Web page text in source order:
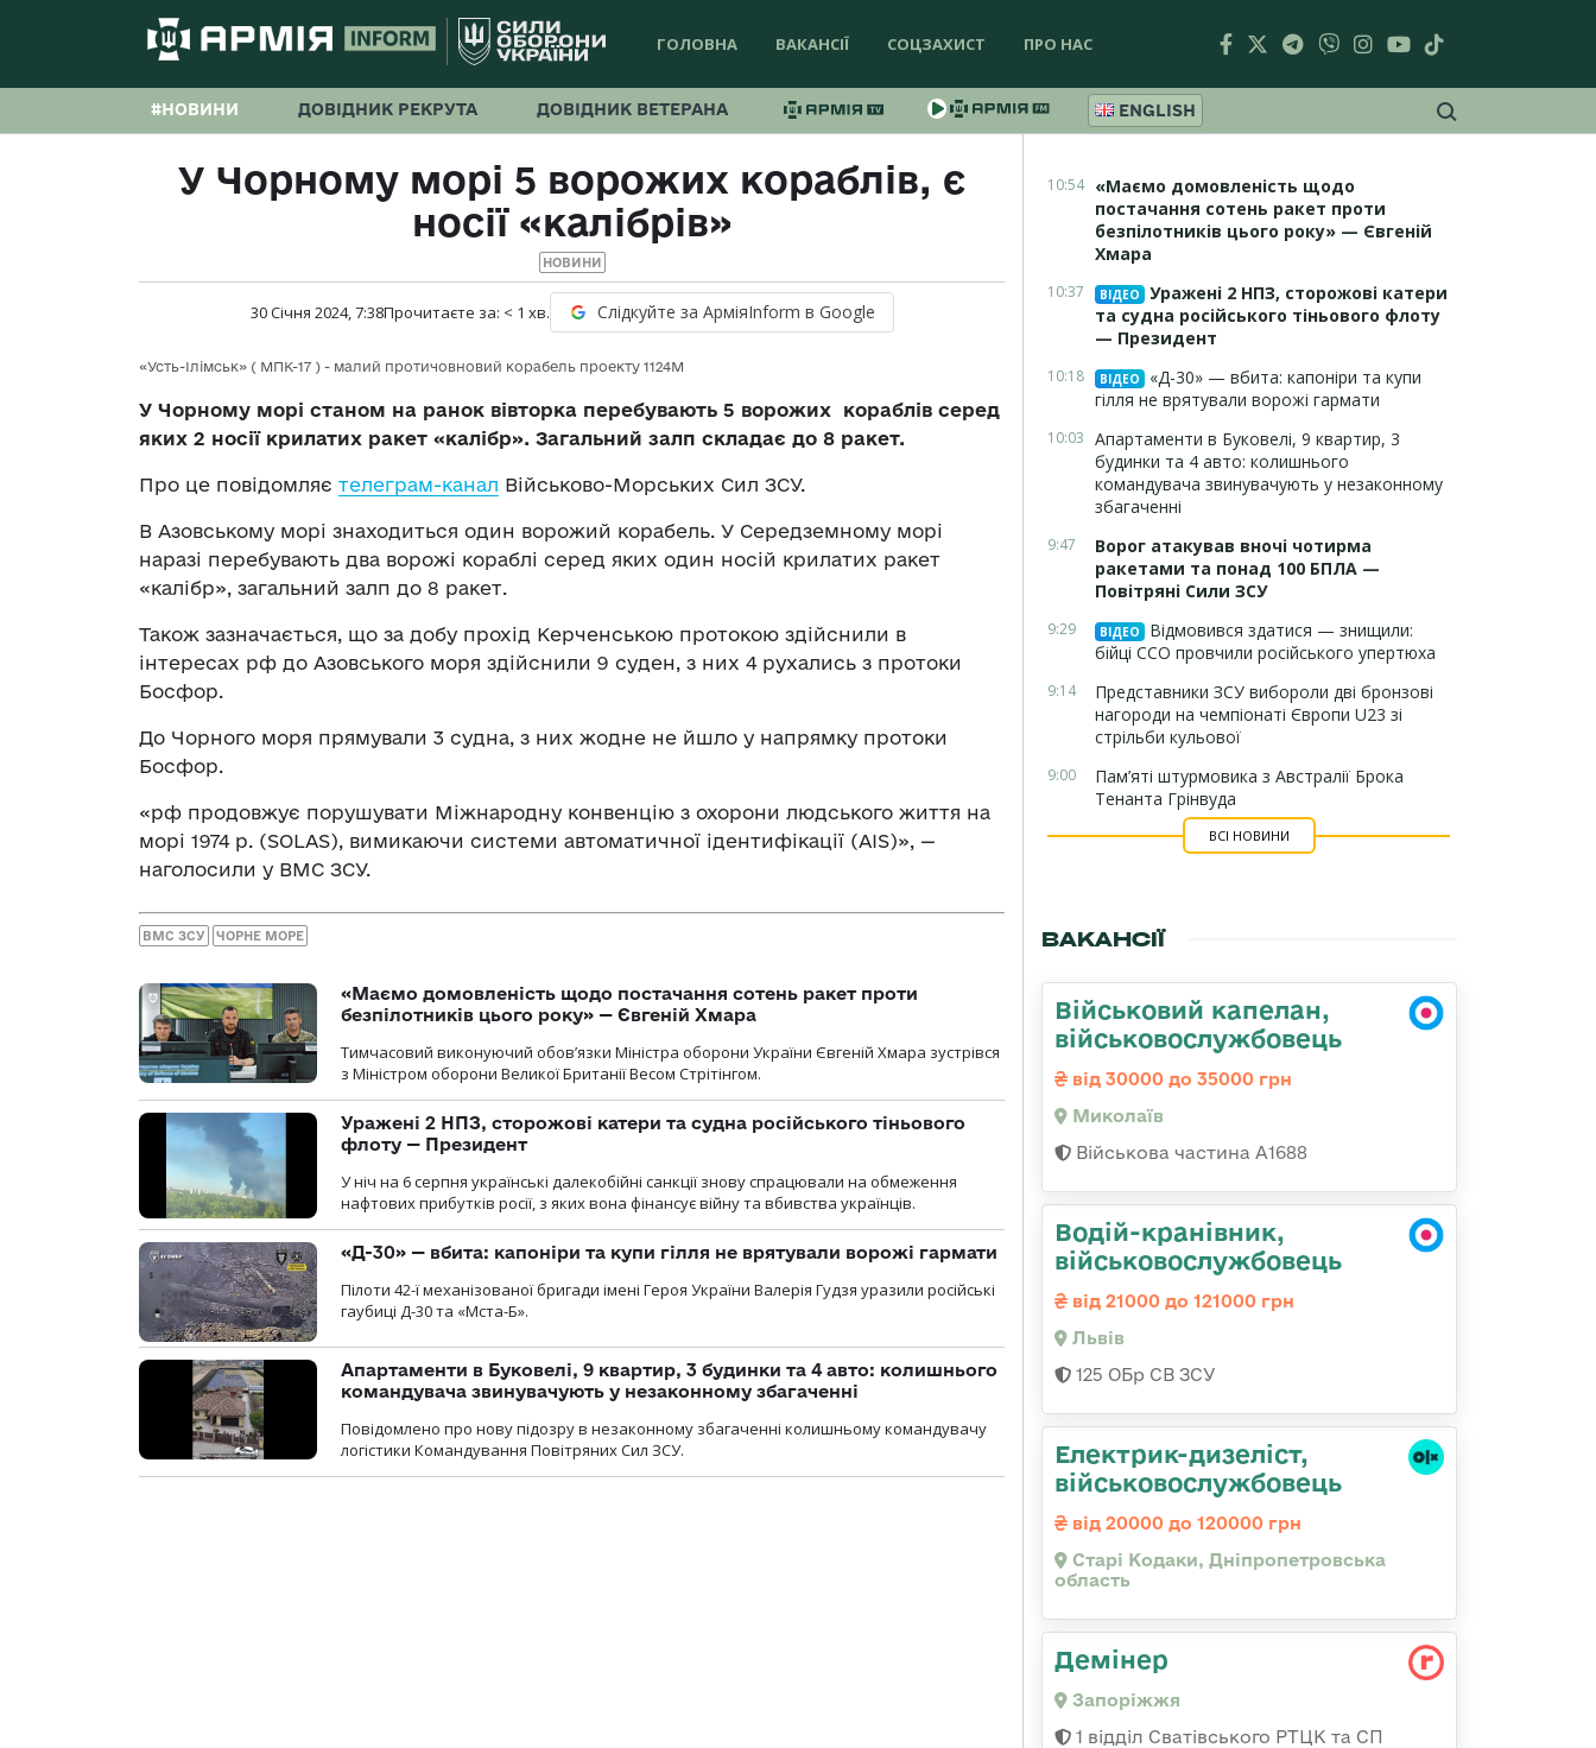
ГОЛОВНА ВАКАНСІЇ СОЦЗАХИСТ ПРО НАС
#НОВИНИ ДОВІДНИК РЕКРУТА ДОВІДНИК ВЕТЕРАНА ENGLISH
У Чорному морі 5 ворожих кораблів, є
носії «калібрів»
НОВИНИ
30 Січня 2024, 7:38Прочитаєте за: < 1 хв. Слідкуйте за АрміяInform в Google
«Усть-Ілімськ» ( МПК-17 ) - малий протичовновий корабель проекту 1124М
У Чорному морі станом на ранок вівторка перебувають 5 ворожих кораблів серед
яких 2 носії крилатих ракет «калібр». Загальний залп складає до 8 ракет.
Про це повідомляє телеграм-канал Військово-Морських Сил ЗСУ.
В Азовському морі знаходиться один ворожий корабель. У Середземному морі
наразі перебувають два ворожі кораблі серед яких один носій крилатих ракет
«калібр», загальний залп до 8 ракет.
Також зазначається, що за добу прохід Керченською протокою здійснили в
інтересах рф до Азовського моря здійснили 9 суден, з них 4 рухались з протоки
Босфор.
До Чорного моря прямували 3 судна, з них жодне не йшло у напрямку протоки
Босфор.
«рф продовжує порушувати Міжнародну конвенцію з охорони людського життя на
морі 1974 р. (SOLAS), вимикаючи системи автоматичної ідентифікації (AIS)», —
наголосили у ВМС ЗСУ.
ВМС ЗСУ ЧОРНЕ МОРЕ
«Маємо домовленість щодо постачання сотень ракет проти
безпілотників цього року» — Євгеній Хмара
Тимчасовий виконуючий обов’язки Міністра оборони України Євгеній Хмара зустрівся
з Міністром оборони Великої Британії Весом Стрітінгом.
Уражені 2 НПЗ, сторожові катери та судна російського тіньового
флоту — Президент
У ніч на 6 серпня українські далекобійні санкції знову спрацювали на обмеження
нафтових прибутків росії, з яких вона фінансує війну та вбивства українців.
«Д-30» — вбита: капоніри та купи гілля не врятували ворожі гармати
Пілоти 42-ї механізованої бригади імені Героя України Валерія Гудзя уразили російські
гаубиці Д-30 та «Мста-Б».
Апартаменти в Буковелі, 9 квартир, 3 будинки та 4 авто: колишнього
командувача звинувачують у незаконному збагаченні
Повідомлено про нову підозру в незаконному збагаченні колишньому командувачу
логістики Командування Повітряних Сил ЗСУ.
10:54 «Маємо домовленість щодо
постачання сотень ракет проти
безпілотників цього року» — Євгеній
Хмара
10:37 ВІДЕО
Уражені 2 НПЗ, сторожові катери
та судна російського тіньового флоту
— Президент
10:18 ВІДЕО
«Д-30» — вбита: капоніри та купи
гілля не врятували ворожі гармати
10:03 Апартаменти в Буковелі, 9 квартир, 3
будинки та 4 авто: колишнього
командувача звинувачують у незаконному
збагаченні
9:47
Ворог атакував вночі чотирма
ракетами та понад 100 БПЛА —
Повітряні Сили ЗСУ
9:29 ВІДЕО
Відмовився здатися — знищили:
бійці ССО провчили російського упертюха
9:14
Представники ЗСУ вибороли дві бронзові
нагороди на чемпіонаті Європи U23 зі
стрільби кульової
9:00
Пам’яті штурмовика з Австралії Брока
Тенанта Грінвуда
ВСІ НОВИНИ
ВАКАНСІЇ
Військовий капелан,
військовослужбовець
від 30000 до 35000 грн
Миколаїв
Військова частина А1688
Водій-кранівник,
військовослужбовець
від 21000 до 121000 грн
Львів
125 ОБр СВ ЗСУ
Електрик-дизеліст,
військовослужбовець
від 20000 до 120000 грн
Старі Кодаки, Дніпропетровська
область
Демінер
Запоріжжя
1 відділ Сватівського РТЦК та СП